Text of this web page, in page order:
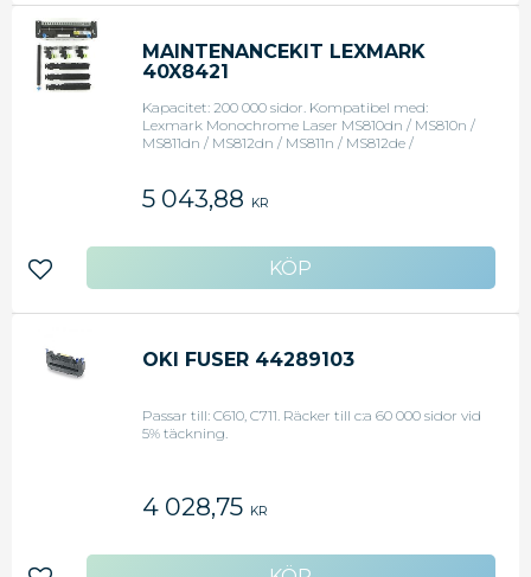
MAINTENANCEKIT LEXMARK
40X8421
Kapacitet: 200 000 sidor. Kompatibel med:
Lexmark Monochrome Laser MS810dn / MS810n /
MS811dn / MS812dn / MS811n / MS812de /
Multifunction XM5170 / XM5163 / XM7155 / XM7170
/ MX810dme / MX710de /MX812dme / MX711dhe /
5 043,88 KR
Lägg till i favoriter
OKI FUSER 44289103
Passar till: C610, C711. Räcker till c:a 60 000 sidor vid
5% täckning.
4 028,75 KR